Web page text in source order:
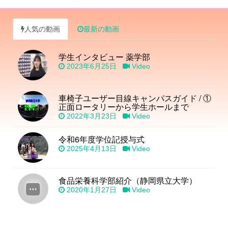
人気の動画 最新の動画
学生インタビュー 薬学部
2023年6月25日 Video
車椅子ユーザー目線キャンパスガイド / ①
正面ロータリーから学生ホールまで
2022年3月23日 Video
令和6年度学位記授与式
2025年4月13日 Video
食品栄養科学部紹介（静岡県立大学）
2020年1月27日 Video